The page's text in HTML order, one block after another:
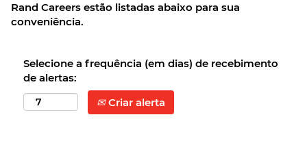
Rand Careers estão listadas abaixo para sua
conveniência.
Selecione a frequência (em dias) de recebimento
de alertas:
Criar alerta